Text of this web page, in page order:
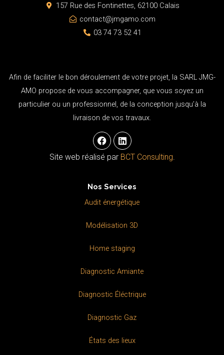
157 Rue des Fontinettes, 62100 Calais
contact@jmgamo.com
03 74 73 52 41
Afin de faciliter le bon déroulement de votre projet, la SARL JMG-
AMO propose de vous accompagner, que vous soyez un
particulier ou un professionnel, de la conception jusqu’à la
livraison de vos travaux.
F
a
c
e
o
k
L
i
n
k
i
n
Site web réalisé par BCT Consulting.
Nos Services
Audit énergétique
Modélisation 3D
Home staging
Diagnostic Amiante
Diagnostic Éléctrique
Diagnostic Gaz
États des lieux